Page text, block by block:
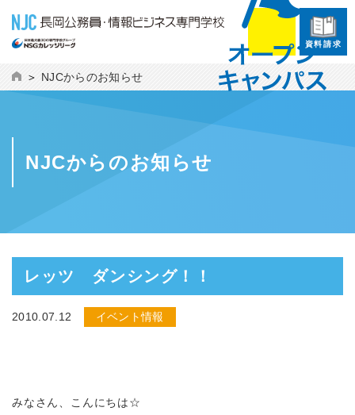
資料請求
NJCからのお知らせ
NJCからのお知らせ
レッツ ダンシング！！
2010.07.12 イベント情報
みなさん、こんにちは☆